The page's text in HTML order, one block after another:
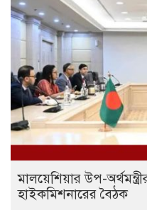
মালয়েশিয়ার উপ-
হাইকমিশনারের বৈঠক